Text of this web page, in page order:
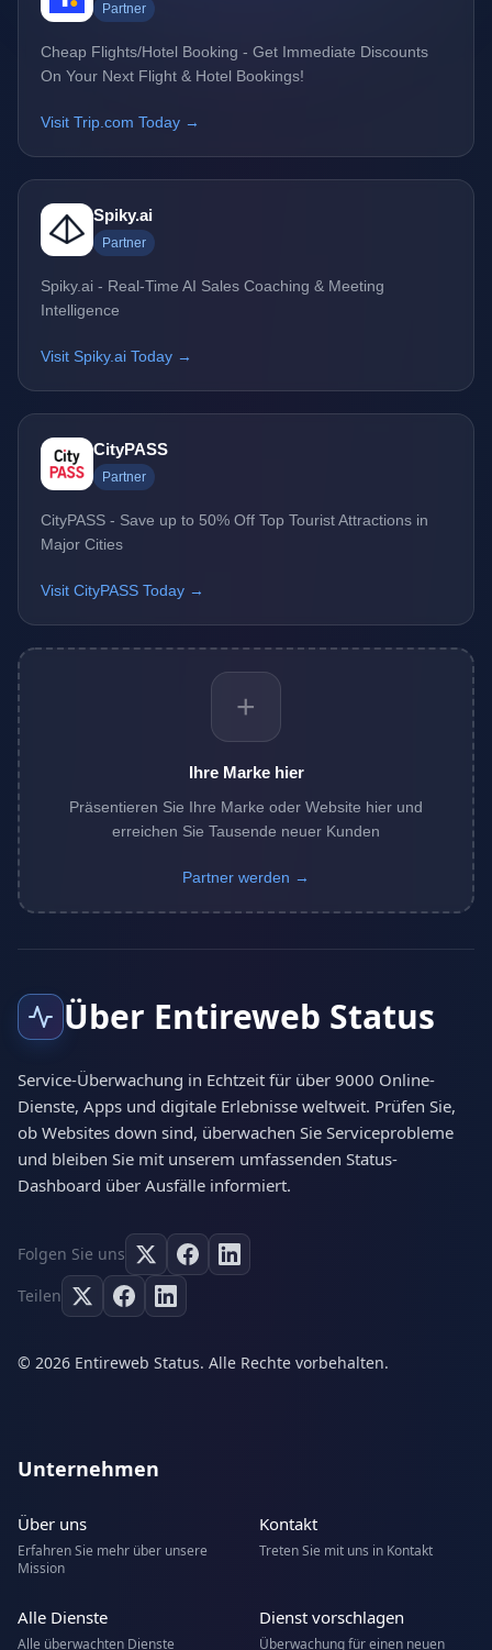
Partner
Cheap Flights/Hotel Booking - Get Immediate Discounts
On Your Next Flight & Hotel Bookings!
Visit Trip.com Today →
Spiky.ai
Partner
Spiky.ai - Real-Time AI Sales Coaching & Meeting
Intelligence
Visit Spiky.ai Today →
CityPASS
Partner
CityPASS - Save up to 50% Off Top Tourist Attractions in
Major Cities
Visit CityPASS Today →
+
Ihre Marke hier
Präsentieren Sie Ihre Marke oder Website hier und
erreichen Sie Tausende neuer Kunden
Partner werden →
Über Entireweb Status
Service-Überwachung in Echtzeit für über 9000 Online-
Dienste, Apps und digitale Erlebnisse weltweit. Prüfen Sie,
ob Websites down sind, überwachen Sie Serviceprobleme
und bleiben Sie mit unserem umfassenden Status-
Dashboard über Ausfälle informiert.
Folgen Sie uns
Teilen
© 2026 Entireweb Status. Alle Rechte vorbehalten.
Unternehmen
Über uns
Erfahren Sie mehr über unsere
Mission
Kontakt
Treten Sie mit uns in Kontakt
Alle Dienste
Alle überwachten Dienste
Dienst vorschlagen
Überwachung für einen neuen